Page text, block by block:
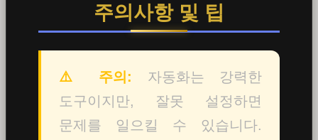
주의사항 및 팁
⚠️ 주의:
자동화는 강력한
도구이지만, 잘못 설정하면
문제를 일으킬 수 있습니다.